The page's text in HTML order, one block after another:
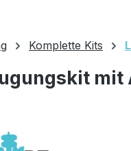
Komplette Kits
mit